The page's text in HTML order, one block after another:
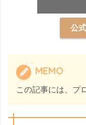
公
MEMO
この記事には、プ